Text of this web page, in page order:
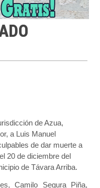
de Azua,
a Luis Manuel
de dar muerte a
20 de diciembre del
de Távara Arriba.
Camilo Segura Piña,